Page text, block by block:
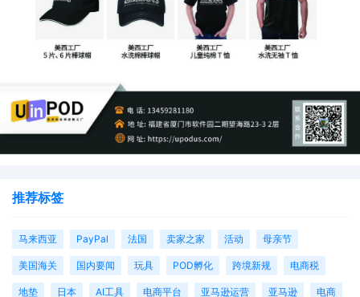
推荐标签
马来西亚 PayPal 法国 卖家之家 活动 母亲节
美国海关 国内要闻 玩具 POD孵化 跨境新规 电商税
地垫 日本 AI工具 电商平台 亚马逊运营 亚马逊 电商